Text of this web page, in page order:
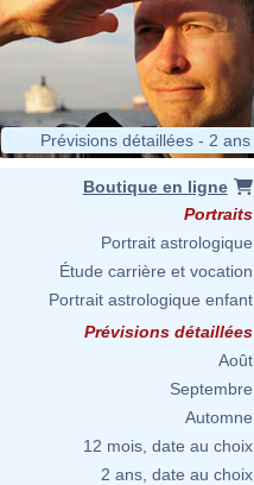
Prévisions détaillées - 2 ans
Boutique en ligne
Portraits
Portrait astrologique
Étude carrière et vocation
Portrait astrologique enfant
Prévisions détaillées
Août
Septembre
Automne
12 mois, date au choix
2 ans, date au choix